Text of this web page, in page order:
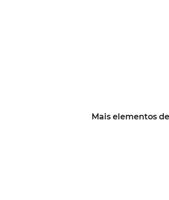
Mais elementos